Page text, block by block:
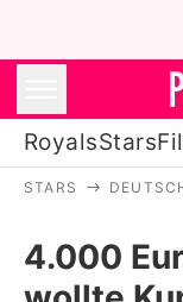
RoyalsStars
STARS
4.000